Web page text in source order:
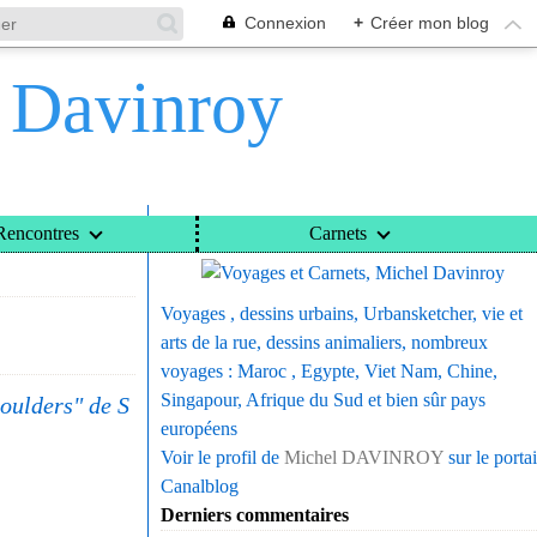
Connexion + Créer mon blog
Davinroy
Carnets
de S
Voyages et Carnets, Michel Davinroy
Voyages , dessins urbains, Urbansketcher, vie et
arts de la rue, dessins animaliers, nombreux
voyages : Maroc , Egypte, Viet Nam, Chine,
Singapour, Afrique du Sud et bien sûr pays
européens
Voir le profil de Michel DAVINROY sur le
Canalblog
Derniers commentaires